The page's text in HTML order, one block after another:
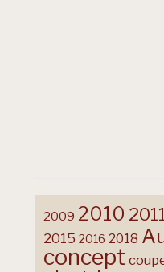
2009 2010
2015 2016 2018
concept